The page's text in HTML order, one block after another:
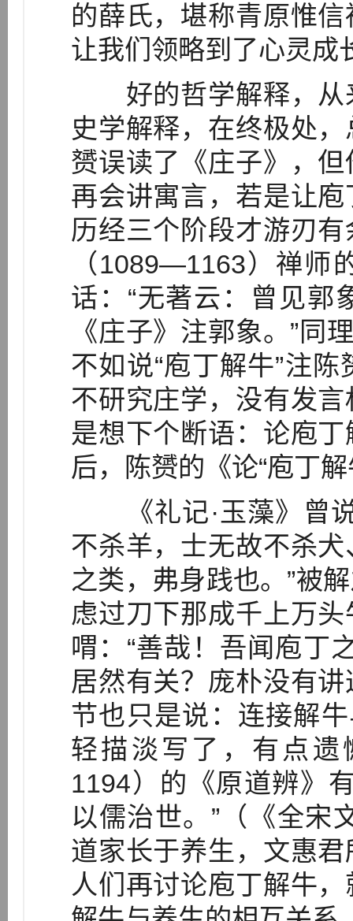
的薛氏，堪称青原惟
让我们领略到了心灵成
好的哲学解释，从
史学解释，在终极处
赟误读了《庄子》，
再会讲寓言，若是让
历经三个阶段才游刃
（1089—1163）禅师
话：“无著云：曾见郭
《庄子》注郭象。”同
不如说“庖丁解牛”注
不研究庄学，没有发
是想下个断语：论庖
后，陈赟的《论“庖丁
《礼记·玉藻》曾说
不杀羊，士无故不杀
之类，弗身践也。”被
虑过刀下那成千上万
喟：“善哉！吾闻庖丁
居然有关？庞朴没有
节也只是说：连接解
轻描淡写了，有点
1194）的《原道辨》
以儒治世。”（《全宋
道家长于养生，文惠
人们再讨论庖丁解牛